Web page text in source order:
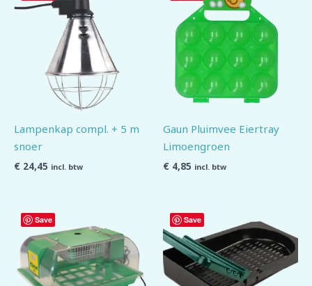
Lampenkap compl. + 5 m
snoer
€ 24,45 incl. btw
Gaun Pluimvee Eiertray
Limoengroen
€ 4,85 incl. btw
Save Save